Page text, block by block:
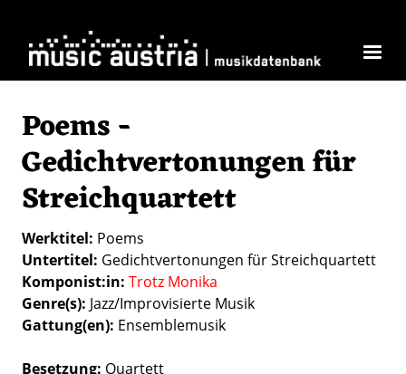
Poems -
Gedichtvertonungen für
Streichquartett
Werktitel Poems
Untertitel Gedichtvertonungen für Streichquartett
Komponist:in Trotz Monika
Genre(s) Jazz/Improvisierte Musik
Gattung(en) Ensemblemusik
Besetzung Quartett